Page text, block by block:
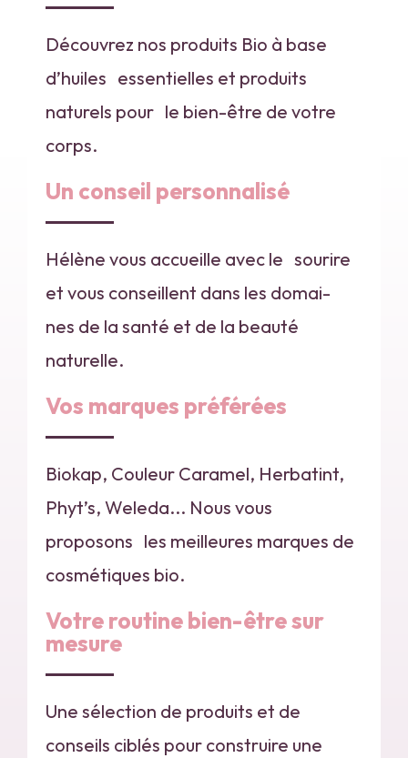
Découvrez nos produits Bio à base
d’huiles essentielles et produits
naturels pour le bien-être de votre
corps.
Un conseil personnalisé
Hélène vous accueille avec le sourire
et vous conseillent dans les domai-
nes de la santé et de la beauté
naturelle.
Vos marques préférées
Biokap, Couleur Caramel, Herbatint,
Phyt’s, Weleda... Nous vous
proposons les meilleures marques de
cosmétiques bio.
Votre routine bien-être sur
mesure
Une sélection de produits et de
conseils ciblés pour construire une